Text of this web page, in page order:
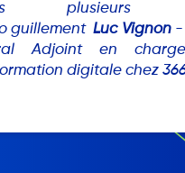
plusieurs
Luc Vignon-
Adjoint en
digitale chez